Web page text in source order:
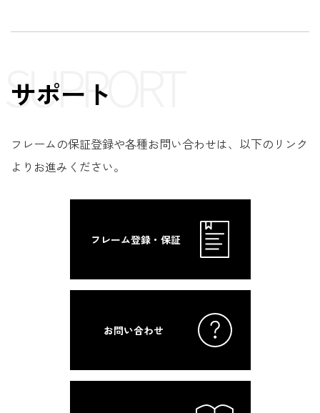
サポート
SUPPORT
フレームの保証登録や各種お問い合わせは、以下のリンク
よりお進みください。
フレーム登録・保証
お問い合わせ